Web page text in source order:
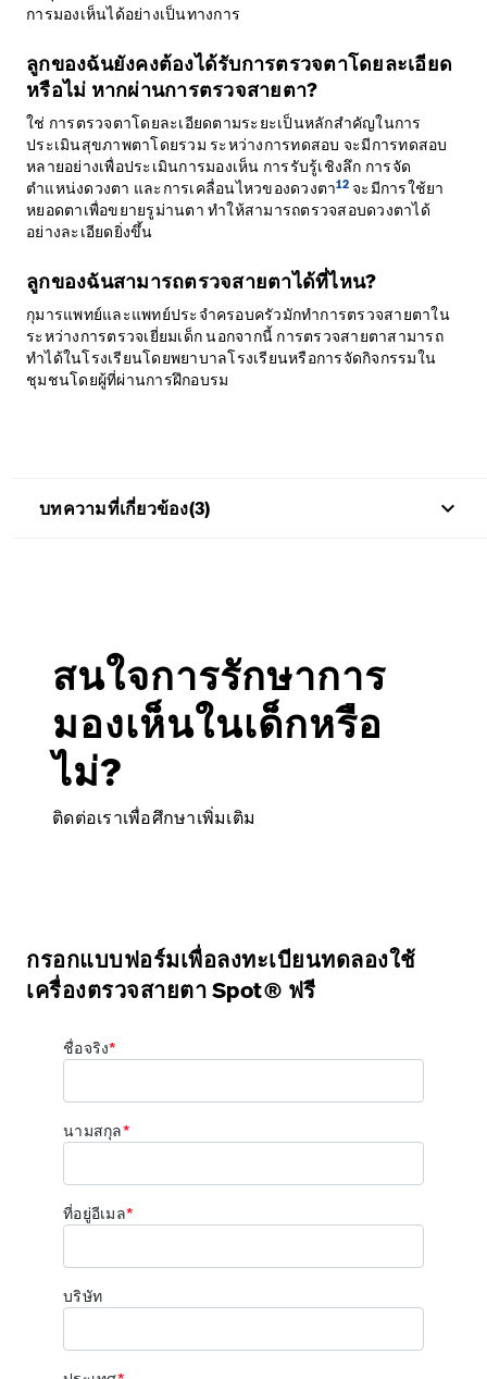
การมองเห็นได้อย่างเป็นทางการ
ลูกของฉันยังคงต้องได้รับการตรวจตาโดยละเอียด
หรือไม่ หากผ่านการตรวจสายตา?
ใช่ การตรวจตาโดยละเอียดตามระยะเป็นหลักสำคัญในการ
ประเมินสุขภาพตาโดยรวม ระหว่างการทดสอบ จะมีการทดสอบ
หลายอย่างเพื่อประเมินการมองเห็น การรับรู้เชิงลึก การจัด
ตำแหน่งดวงตา และการเคลื่อนไหวของดวงตา12จะมีการใช้ยา
หยอดตาเพื่อขยายรูม่านตา ทำให้สามารถตรวจสอบดวงตาได้
อย่างละเอียดยิ่งขึ้น
ลูกของฉันสามารถตรวจสายตาได้ที่ไหน?
กุมารแพทย์และแพทย์ประจำครอบครัวมักทำการตรวจสายตาใน
ระหว่างการตรวจเยี่ยมเด็ก นอกจากนี้ การตรวจสายตาสามารถ
ทำได้ในโรงเรียนโดยพยาบาลโรงเรียนหรือการจัดกิจกรรมใน
ชุมชนโดยผู้ที่ผ่านการฝึกอบรม
บทความที่เกี่ยวข้อง(3) keyboard_arrow_up
สนใจการรักษาการ
มองเห็นในเด็กหรือ
ไม่?
ติดต่อเราเพื่อศึกษาเพิ่มเติม
กรอกแบบฟอร์มเพื่อลงทะเบียนทดลองใช้
เครื่องตรวจสายตา Spot® ฟรี